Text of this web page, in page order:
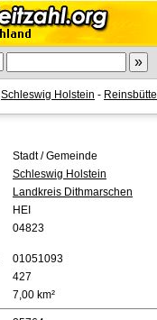
Schleswig Holstein - Reinsbüttel
Stadt / Gemeinde
Schleswig Holstein
Landkreis Dithmarschen
HEI
04823
01051093
427
7,00 km²